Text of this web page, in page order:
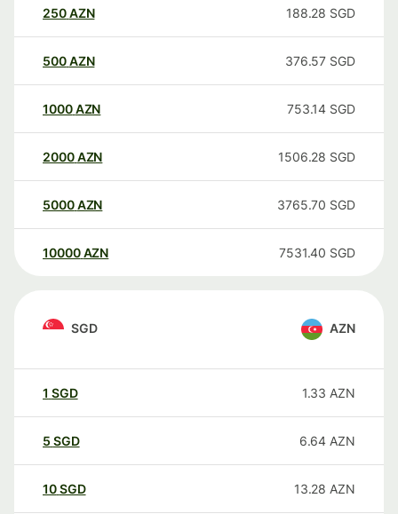
250AZN 188.28 SGD
500AZN 376.57 SGD
1000AZN 753.14 SGD
2000AZN 1506.28 SGD
5000AZN 3765.70 SGD
10000 AZN 7531.40 SGD
SGD AZN
1 SGD 1.33 AZN
5 SGD 6.64 AZN
10SGD 13.28 AZN